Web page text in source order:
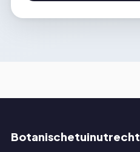
Botanischetuinutrecht